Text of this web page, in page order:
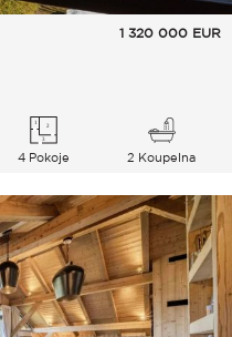
1 320 000 EUR
4 Pokoje 2 Koupelna